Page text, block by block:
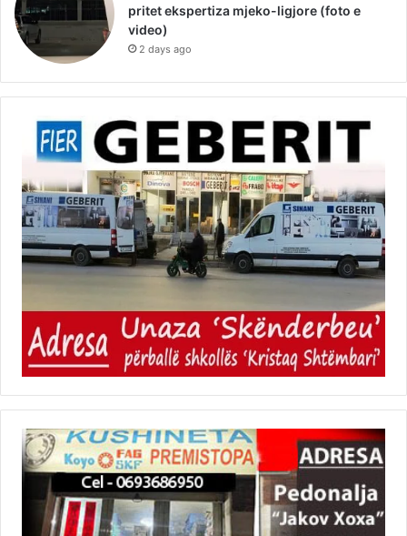
pritet ekspertiza mjeko-ligjore (foto e
video)
2 days ago